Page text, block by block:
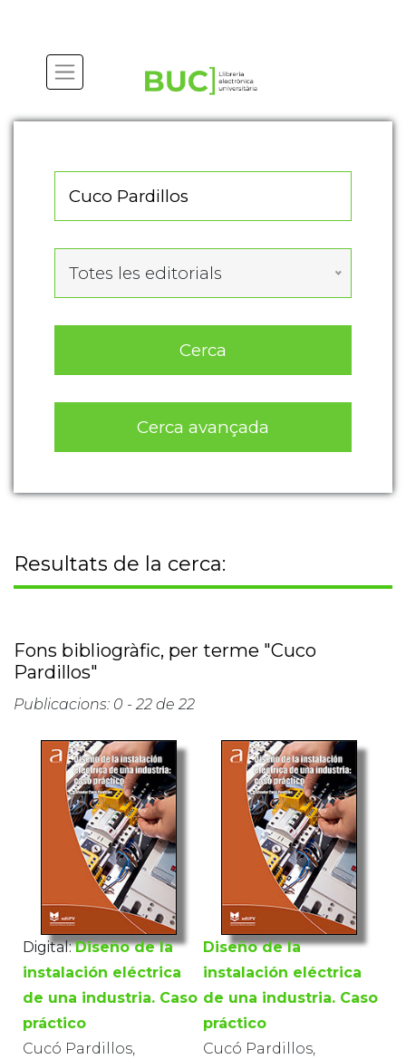
Totes les editorials
Cerca
Cerca avançada
Resultats de la cerca:
Fons bibliogràfic, per terme "Cuco
Pardillos"
Publicacions: 0 - 22 de 22
Digital: Diseño de la
instalación eléctrica
de una industria. Caso
práctico
Cucó Pardillos,
Diseño de la
instalación eléctrica
de una industria. Caso
práctico
Cucó Pardillos,